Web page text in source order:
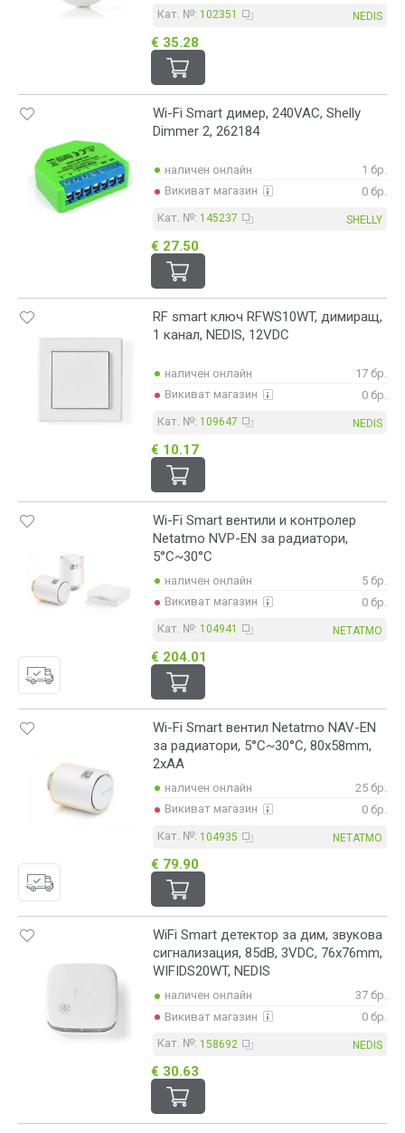
Кат. №: 102351 NEDIS
€ 35.28
Wi-Fi Smart димер, 240VAC, Shelly
Dimmer 2, 262184
наличен онлайн
1 бр.
Викиват магазин
0 бр.
Кат. №: 145237 SHELLY
€ 27.50
RF smart ключ RFWS10WT, димиращ,
1 канал, NEDIS, 12VDC
наличен онлайн
17 бр.
Викиват магазин
0 бр.
Кат. №: 109647 NEDIS
€ 10.17
Wi-Fi Smart вентили и контролер
Netatmo NVP-EN за радиатори,
5°C~30°C
наличен онлайн
5 бр.
Викиват магазин
0 бр.
Кат. №: 104941 NETATMO
€ 204.01
Wi-Fi Smart вентил Netatmo NAV-EN
за радиатори, 5°C~30°C, 80x58mm,
2xAA
наличен онлайн
25 бр.
Викиват магазин
0 бр.
Кат. №: 104935 NETATMO
€ 79.90
WiFi Smart детектор за дим, звукова
сигнализация, 85dB, 3VDC, 76x76mm,
WIFIDS20WT, NEDIS
наличен онлайн
37 бр.
Викиват магазин
0 бр.
Кат. №: 158692 NEDIS
€ 30.63